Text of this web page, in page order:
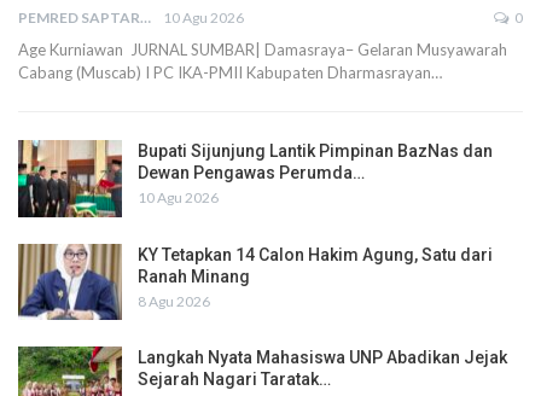
PEMRED SAPTARIUS 10 Agu 2026 0
Age Kurniawan JURNAL SUMBAR| Damasraya– Gelaran Musyawarah
Cabang (Muscab) I PC IKA-PMII Kabupaten Dharmasrayan…
Bupati Sijunjung Lantik Pimpinan BazNas dan
Dewan Pengawas Perumda…
10 Agu 2026
KY Tetapkan 14 Calon Hakim Agung, Satu dari
Ranah Minang
8 Agu 2026
Langkah Nyata Mahasiswa UNP Abadikan Jejak
Sejarah Nagari Taratak…